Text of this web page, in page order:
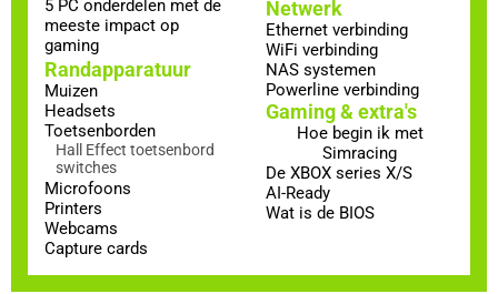
5 PC onderdelen met de
meeste impact op
gaming
Randapparatuur
Muizen
Headsets
Toetsenborden
Hall Effect toetsenbord
switches
Microfoons
Printers
Webcams
Capture cards
Netwerk
Ethernet verbinding
WiFi verbinding
NAS systemen
Powerline verbinding
Gaming & extra's
Hoe begin ik met
Simracing
De XBOX series X/S
AI-Ready
Wat is de BIOS